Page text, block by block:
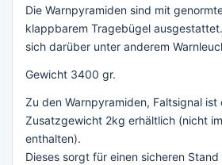
Die Warnpyramiden sind mit
klappbarem Tragebügel
sich darüber unter anderem
Gewicht 3400 gr.
Zu den Warnpyramiden, Faltsignal ist
Zusatzgewicht 2kg erhältlich (nicht
enthalten).
Dieses sorgt für einen sicheren